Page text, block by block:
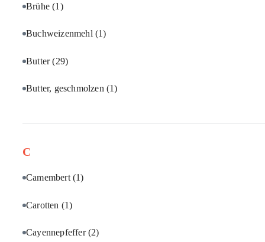
Brühe(1)
Buchweizenmehl (1)
Butter(29)
Butter, geschmolzen (1)
C
Camembert (1)
Carotten (1)
Cayennepfeffer(2)